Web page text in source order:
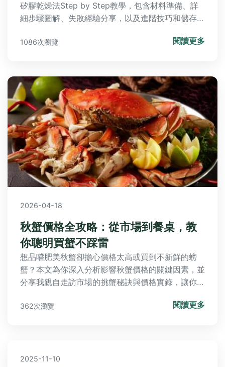
矽膠乾燥法Step by Step教學，包含材料準備、詳
細步驟圖解、失敗經驗分享，以及進階技巧和儲存秘
到臺灣在地材料購買地點！
1086次瀏覽 閱讀更多
2026-04-18
秋蟹價格全攻略：從市場到餐桌，教
你聰明買蟹不踩雷
想品嚐肥美秋蟹卻擔心價格太高或買到不新鮮的螃
蟹？本文為你深入分析影響秋蟹價格的關鍵因素，並
分享我親自走訪市場的挑蟹秘訣與價格實錄，讓你能
362次瀏覽 閱讀更多
2025-11-10